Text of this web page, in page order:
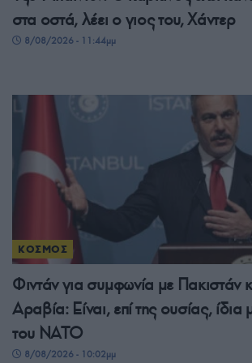
στα οστά, λέει ο γιος του, Χάντερ
8/08/2026 - 11:44μμ
ΚΟΣΜΟΣ
Φιντάν για συμφωνία με Πακιστάν
Αραβία: Είναι, επί της ουσίας,
του ΝΑΤΟ
8/08/2026 - 10:02μμ